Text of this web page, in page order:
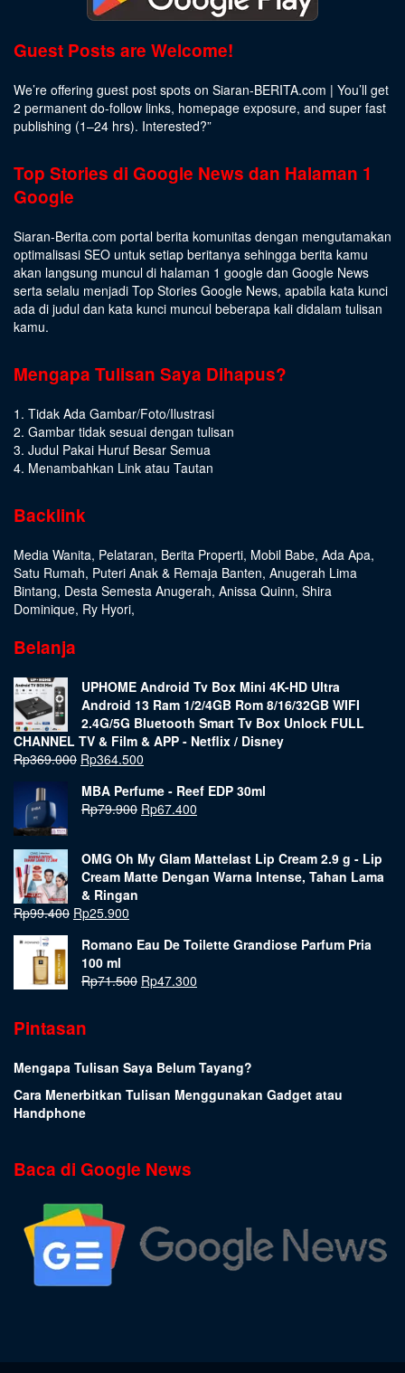
Guest Posts are Welcome!
We’re offering guest post spots on Siaran-BERITA.com | You’ll get
2 permanent do-follow links, homepage exposure, and super fast
publishing (1–24 hrs). Interested?”
Top Stories di Google News dan Halaman 1
Google
Siaran-Berita.com portal berita komunitas dengan mengutamakan
optimalisasi SEO untuk setiap beritanya sehingga berita kamu
akan langsung muncul di halaman 1 google dan Google News
serta selalu menjadi Top Stories Google News, apabila kata kunci
ada di judul dan kata kunci muncul beberapa kali didalam tulisan
kamu.
Mengapa Tulisan Saya Dihapus?
1. Tidak Ada Gambar/Foto/Ilustrasi
2. Gambar tidak sesuai dengan tulisan
3. Judul Pakai Huruf Besar Semua
4. Menambahkan Link atau Tautan
Backlink
Media Wanita, Pelataran, Berita Properti, Mobil Babe, Ada Apa,
Satu Rumah, Puteri Anak & Remaja Banten, Anugerah Lima
Bintang, Desta Semesta Anugerah, Anissa Quinn, Shira
Dominique, Ry Hyori,
Belanja
UPHOME Android Tv Box Mini 4K-HD Ultra
Android 13 Ram 1/2/4GB Rom 8/16/32GB WIFI
2.4G/5G Bluetooth Smart Tv Box Unlock FULL
CHANNEL TV & Film & APP - Netflix / Disney
Rp369.000 Rp364.500
MBA Perfume - Reef EDP 30ml
Rp79.900 Rp67.400
OMG Oh My Glam Mattelast Lip Cream 2.9 g - Lip
Cream Matte Dengan Warna Intense, Tahan Lama
& Ringan
Rp99.400 Rp25.900
Romano Eau De Toilette Grandiose Parfum Pria
100 ml
Rp71.500 Rp47.300
Pintasan
Mengapa Tulisan Saya Belum Tayang?
Cara Menerbitkan Tulisan Menggunakan Gadget atau
Handphone
Baca di Google News